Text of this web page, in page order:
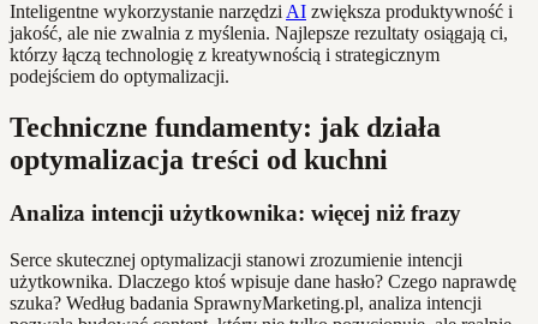
Inteligentne wykorzystanie narzędzi AI zwiększa produktywność i
jakość, ale nie zwalnia z myślenia. Najlepsze rezultaty osiągają ci,
którzy łączą technologię z kreatywnością i strategicznym
podejściem do optymalizacji.
Techniczne fundamenty: jak działa
optymalizacja treści od kuchni
Analiza intencji użytkownika: więcej niż frazy
Serce skutecznej optymalizacji stanowi zrozumienie intencji
użytkownika. Dlaczego ktoś wpisuje dane hasło? Czego naprawdę
szuka? Według badania SprawnyMarketing.pl, analiza intencji